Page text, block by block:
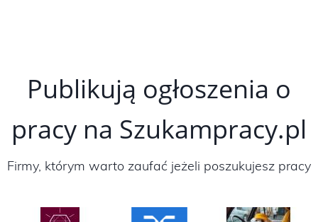
Publikują ogłoszenia o
pracy na Szukampracy.pl
Firmy, którym warto zaufać jeżeli poszukujesz pracy